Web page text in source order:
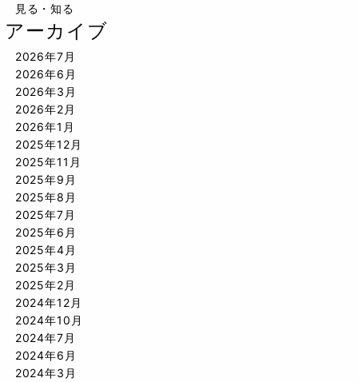
見る・知る
アーカイブ
2026年7月
2026年6月
2026年3月
2026年2月
2026年1月
2025年12月
2025年11月
2025年9月
2025年8月
2025年7月
2025年6月
2025年4月
2025年3月
2025年2月
2024年12月
2024年10月
2024年7月
2024年6月
2024年3月